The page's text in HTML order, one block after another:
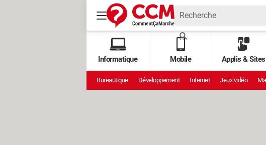
Informatique Mobile Applis & Sites
Bureautique Développement Internet Jeux vidéo